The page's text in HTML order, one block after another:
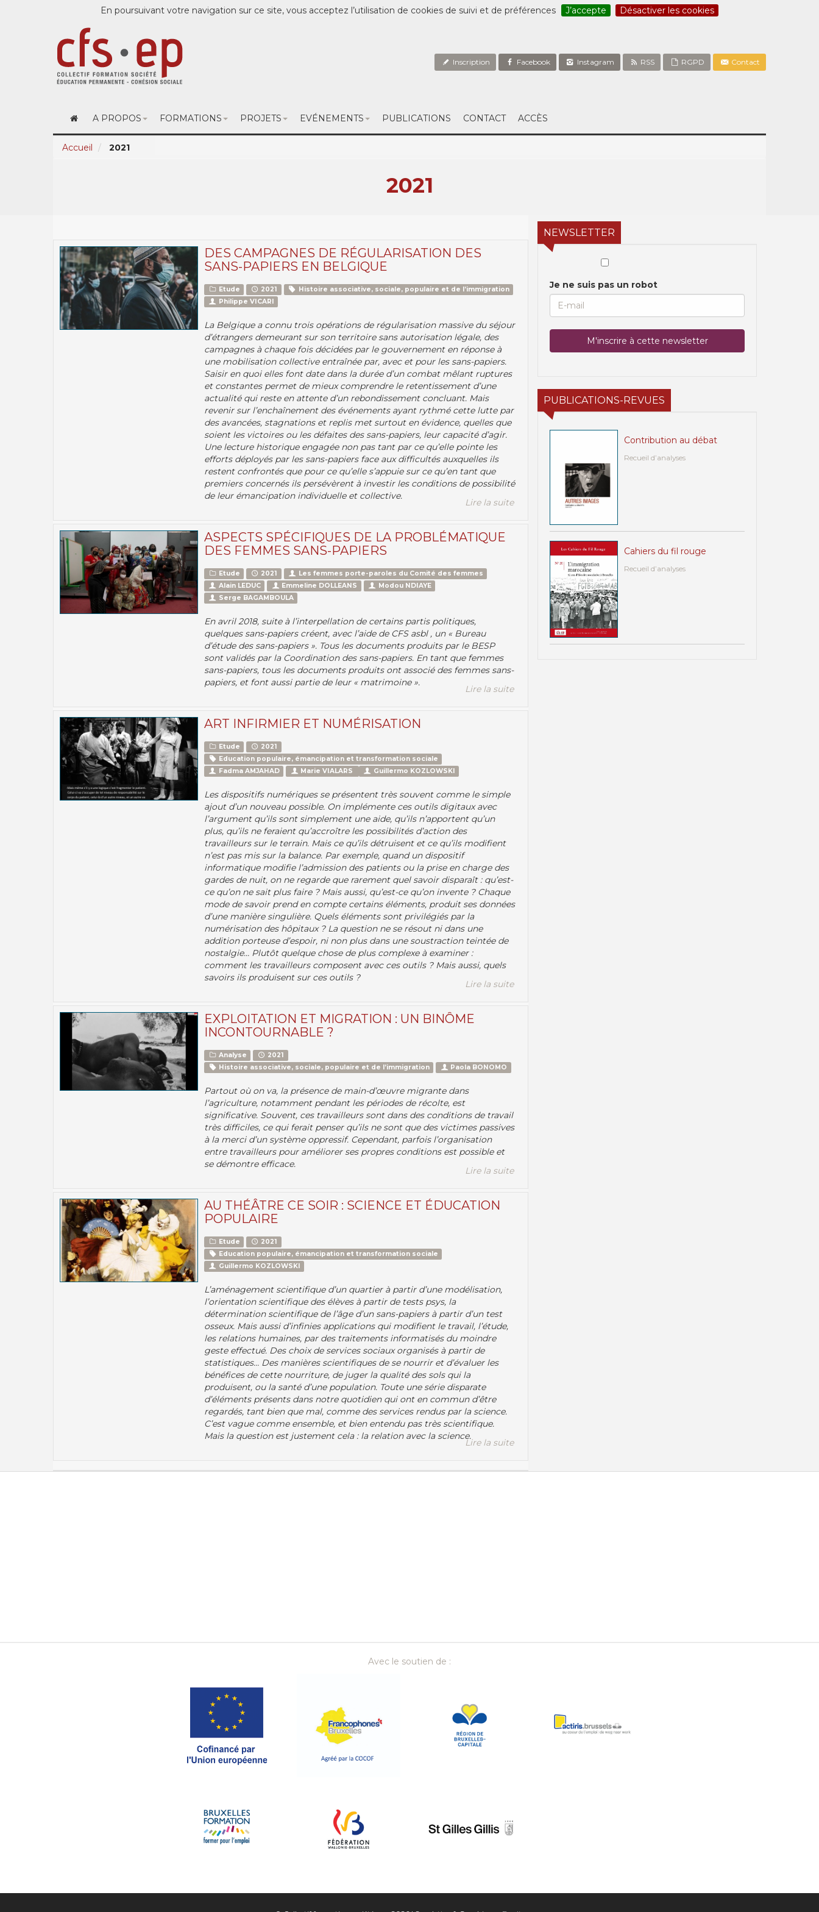
En poursuivant votre navigation sur ce site, vous acceptez l’utilisation de cookies de suivi et de préférences J’accepte Désactiver les cookies
Inscription Facebook Instagram RSS RGPD Contact
A PROPOS FORMATIONS PROJETS EVÉNEMENTS PUBLICATIONS CONTACT ACCÈS
Accueil 2021
2021
DES CAMPAGNES DE RÉGULARISATION DES
SANS-PAPIERS EN BELGIQUE
Etude 2021
Histoire associative, sociale, populaire et de l’immigration
Philippe VICARI
La Belgique a connu trois opérations de régularisation massive du séjour
d’étrangers demeurant sur son territoire sans autorisation légale, des
campagnes à chaque fois décidées par le gouvernement en réponse à
une mobilisation collective entraînée par, avec et pour les sans-papiers.
Saisir en quoi elles font date dans la durée d’un combat mêlant ruptures
et constantes permet de mieux comprendre le retentissement d’une
actualité qui reste en attente d’un rebondissement concluant. Mais
revenir sur l’enchaînement des événements ayant rythmé cette lutte par
des avancées, stagnations et replis met surtout en évidence, quelles que
soient les victoires ou les défaites des sans-papiers, leur capacité d’agir.
Une lecture historique engagée non pas tant par ce qu’elle pointe les
efforts déployés par les sans-papiers face aux difficultés auxquelles ils
restent confrontés que pour ce qu’elle s’appuie sur ce qu’en tant que
premiers concernés ils persévèrent à investir les conditions de possibilité
de leur émancipation individuelle et collective.
Lire la suite
ASPECTS SPÉCIFIQUES DE LA PROBLÉMATIQUE
DES FEMMES SANS-PAPIERS
Etude 2021
Les femmes porte-paroles du Comité des femmes
Alain LEDUC
Emmeline DOLLEANS
Modou NDIAYE
Serge BAGAMBOULA
En avril 2018, suite à l’interpellation de certains partis politiques,
quelques sans-papiers créent, avec l’aide de CFS asbl , un « Bureau
d’étude des sans-papiers ». Tous les documents produits par le BESP
sont validés par la Coordination des sans-papiers. En tant que femmes
sans-papiers, tous les documents produits ont associé des femmes sans-
papiers, et font aussi partie de leur « matrimoine ».
Lire la suite
ART INFIRMIER ET NUMÉRISATION
Etude
2021
Education populaire, émancipation et transformation sociale
Fadma AMJAHAD
Marie VIALARS Guillermo KOZLOWSKI
Les dispositifs numériques se présentent très souvent comme le simple
ajout d’un nouveau possible. On implémente ces outils digitaux avec
l’argument qu’ils sont simplement une aide, qu’ils n’apportent qu’un
plus, qu’ils ne feraient qu’accroître les possibilités d’action des
travailleurs sur le terrain. Mais ce qu’ils détruisent et ce qu’ils modifient
n’est pas mis sur la balance. Par exemple, quand un dispositif
informatique modifie l’admission des patients ou la prise en charge des
gardes de nuit, on ne regarde que rarement quel savoir disparaît : qu’est-
ce qu’on ne sait plus faire ? Mais aussi, qu’est-ce qu’on invente ? Chaque
mode de savoir prend en compte certains éléments, produit ses données
d’une manière singulière. Quels éléments sont privilégiés par la
numérisation des hôpitaux ? La question ne se résout ni dans une
addition porteuse d’espoir, ni non plus dans une soustraction teintée de
nostalgie… Plutôt quelque chose de plus complexe à examiner :
comment les travailleurs composent avec ces outils ? Mais aussi, quels
savoirs ils produisent sur ces outils ?
Lire la suite
EXPLOITATION ET MIGRATION : UN BINÔME
INCONTOURNABLE ?
Analyse
2021
Histoire associative, sociale, populaire et de l’immigration
Paola BONOMO
Partout où on va, la présence de main-d’œuvre migrante dans
l’agriculture, notamment pendant les périodes de récolte, est
significative. Souvent, ces travailleurs sont dans des conditions de travail
très difficiles, ce qui ferait penser qu’ils ne sont que des victimes passives
à la merci d’un système oppressif. Cependant, parfois l’organisation
entre travailleurs pour améliorer ses propres conditions est possible et
se démontre efficace.
Lire la suite
AU THÉÂTRE CE SOIR : SCIENCE ET ÉDUCATION
POPULAIRE
Etude
2021
Education populaire, émancipation et transformation sociale
Guillermo KOZLOWSKI
L’aménagement scientifique d’un quartier à partir d’une modélisation,
l’orientation scientifique des élèves à partir de tests psys, la
détermination scientifique de l’âge d’un sans-papiers à partir d’un test
osseux. Mais aussi d’infinies applications qui modifient le travail, l’étude,
les relations humaines, par des traitements informatisés du moindre
geste effectué. Des choix de services sociaux organisés à partir de
statistiques… Des manières scientifiques de se nourrir et d’évaluer les
bénéfices de cette nourriture, de juger la qualité des sols qui la
produisent, ou la santé d’une population. Toute une série disparate
d’éléments présents dans notre quotidien qui ont en commun d’être
regardés, tant bien que mal, comme des services rendus par la science.
C’est vague comme ensemble, et bien entendu pas très scientifique.
Mais la question est justement cela : la relation avec la science.
Lire la suite
NEWSLETTER
Je ne suis pas un robot
PUBLICATIONS-REVUES
Contribution au débat
Recueil d’analyses
Cahiers du fil rouge
Recueil d’analyses
Avec le soutien de :